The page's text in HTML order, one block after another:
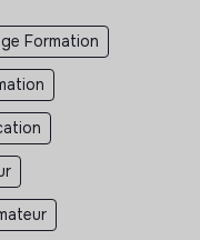
Formation